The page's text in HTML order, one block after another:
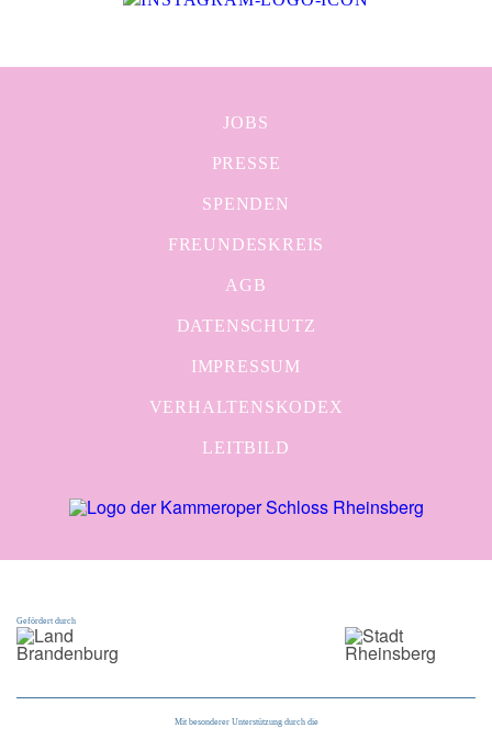
JOBS
PRESSE
SPENDEN
FREUNDESKREIS
AGB
DATENSCHUTZ
IMPRESSUM
VERHALTENSKODEX
LEITBILD
Gefördert durch
Mit besonderer Unterstützung durch die